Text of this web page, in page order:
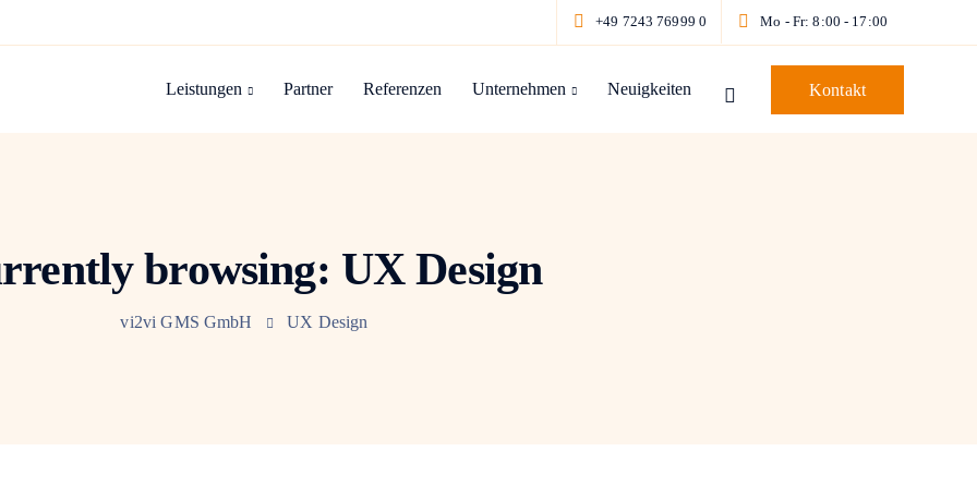
+49 7243 76999 0 Mo - Fr: 8:00 - 17:00
Leistungen Partner Referenzen Unternehmen Neuigkeiten Kontakt
browsing: UX Design
vi2vi GMS GmbH UX Design